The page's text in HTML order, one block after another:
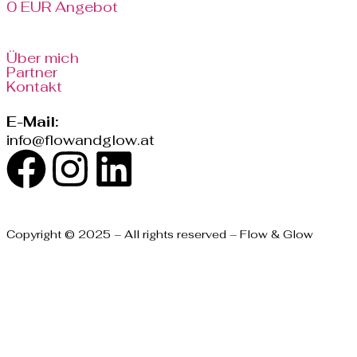
0 EUR Angebot
Über mich
Partner
Kontakt
E-Mail:
info@flowandglow.at
Copyright © 2025 – All rights reserved – Flow & Glow